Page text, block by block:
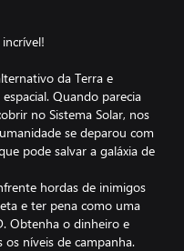
da Terra e
Quando parecia
no Sistema Solar, nos
se deparou com
pode salvar a galáxia de
hordas de inimigos
e ter pena como uma
Obtenha o dinheiro e
níveis de campanha.